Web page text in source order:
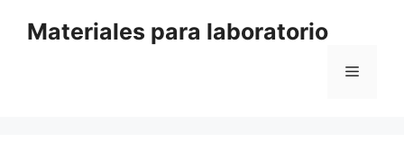
Materiales para laboratorio
Menú